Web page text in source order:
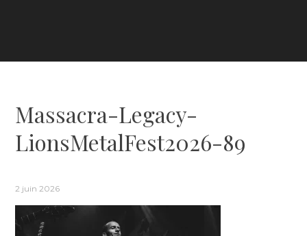
Massacra-Legacy-
LionsMetalFest2026-89
2 juin 2026